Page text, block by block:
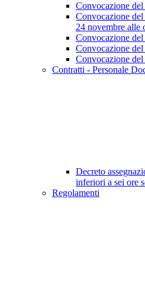
Convocazione
Convocazione
24 novembre alle
Convocazione
Convocazione
Convocazione
Contratti - Personale
Decreto
inferiori a sei ore
Regolamenti